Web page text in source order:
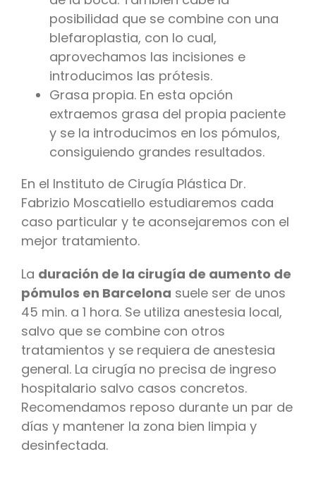
posibilidad que se combine con una
blefaroplastia, con lo cual,
aprovechamos las incisiones e
introducimos las prótesis.
Grasa propia. En esta opción
extraemos grasa del propia paciente
y se la introducimos en los pómulos,
consiguiendo grandes resultados.
En el Instituto de Cirugía Plástica Dr.
Fabrizio Moscatiello estudiaremos cada
caso particular y te aconsejaremos con el
mejor tratamiento.
La duración de la cirugía de aumento de
pómulos en Barcelona suele ser de unos
45 min. a 1 hora. Se utiliza anestesia local,
salvo que se combine con otros
tratamientos y se requiera de anestesia
general. La cirugía no precisa de ingreso
hospitalario salvo casos concretos.
Recomendamos reposo durante un par de
días y mantener la zona bien limpia y
desinfectada.